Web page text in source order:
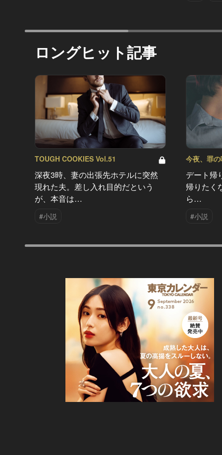
ロングヒット記事
TOUGH COOKIES Vol.51
深夜3時、妻の出張先ホテルに突然
現れた夫。差し入れ目的だという
が、本音は…
#小説
今夜、罪
デート帰
帰りたく
ら…
#小説